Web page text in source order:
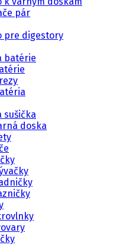
pár
pre digestory
batérie
sušička
doska